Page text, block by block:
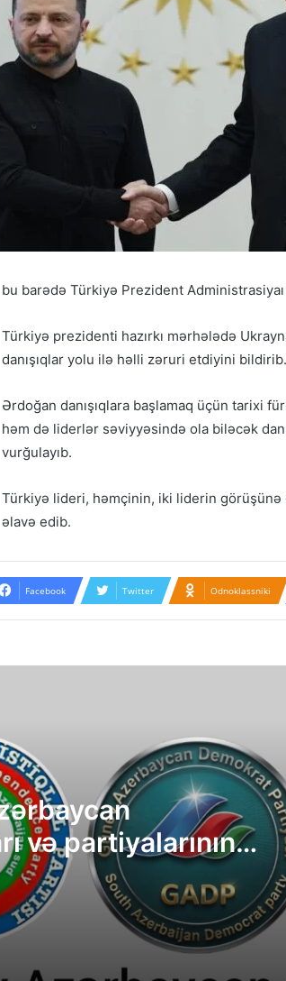
bu barədə Türkiyə Prezident Administrasiyaı
Türkiyə prezidenti hazırkı mərhələdə
danışıqlar yolu ilə həlli zəruri etdiyini bildirib.
Ərdoğan danışıqlara başlamaq üçün tarixi
həm də liderlər səviyyəsində ola biləcək
vurğulayıb.
Türkiyə lideri, həmçinin, iki liderin görüşünə
əlavə edib.
Facebook Twitter Odnoklassniki
və partiyalarının